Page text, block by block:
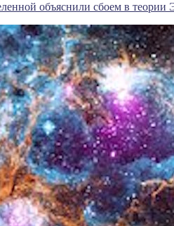
объяснили сбоем в теории